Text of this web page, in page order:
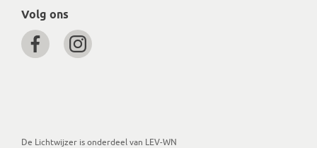
Volg ons
De Lichtwijzer is onderdeel van LEV-WN